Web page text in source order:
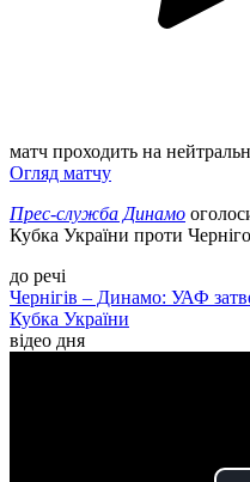
матч проходить на
Огляд матчу
Прес-служба Динамо
Кубка України проти
до речі
Чернігів – Динамо: УАФ
Кубка України
відео дня